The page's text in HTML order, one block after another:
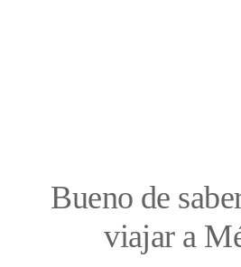
Bueno de
viajar a